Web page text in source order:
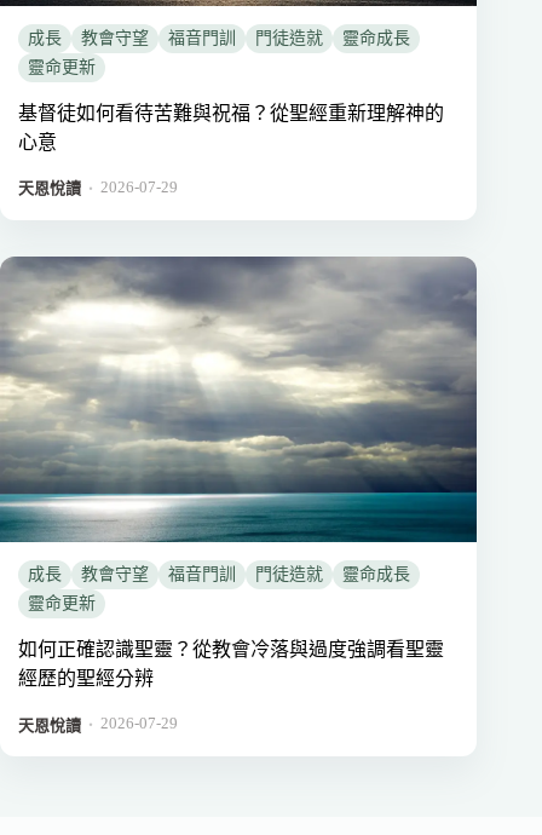
成長 教會守望 福音門訓 門徒造就
靈命成長
靈命更新
基督徒如何看待苦難與祝福？從聖經重新理解神的
心意
天恩悅讀 ． 2026-07-29
成長 教會守望 福音門訓 門徒造就
靈命成長
靈命更新
如何正確認識聖靈？從教會冷落與過度強調看聖靈
經歷的聖經分辨
天恩悅讀 ． 2026-07-29